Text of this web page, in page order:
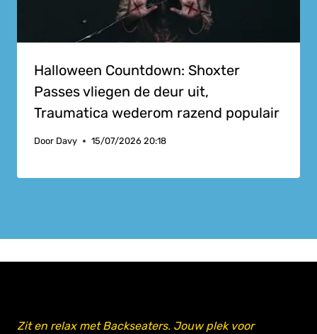
Halloween Countdown: Shoxter
Passes vliegen de deur uit,
Traumatica wederom razend populair
Door Davy 15/07/2026 20:18
Zit en relax met Backseaters. Jouw plek voor